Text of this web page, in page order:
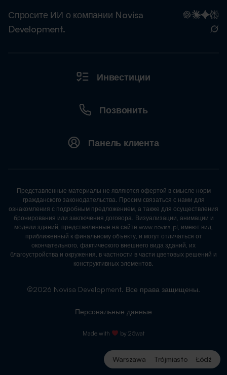
Спросите ИИ о компании Novisa
Development.
Инвестиции
Позвонить
Панель клиента
Представленные материалы не являются офертой в смысле норм
гражданского законодательства. Просим связаться с нами для
ознакомления с подробным предложением, а также для осуществления
бронирования или заключения договора. Визуализации, анимации и
модели зданий, представленные на сайте www.novisa.pl, имеют вид,
приближенный к финальному объекту, и могут отличаться от
окончательного, фактического внешнего вида зданий, их
благоустройства и окружения, в частности в части цветовых решений и
конструктивных элементов.
©2026 Novisa Development. Все права защищены.
Персональные данные
Made with by 25wat
Warszawa Trójmiasto Łódź